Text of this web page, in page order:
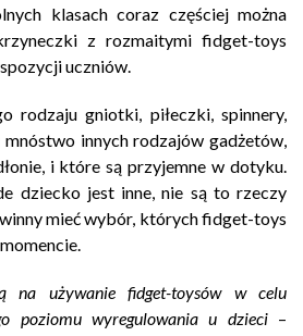
klasach coraz częściej można
z rozmaitymi fidget-toys
uczniów.
rodzaju gniotki, piłeczki, spinnery,
innych rodzajów gadżetów,
i które są przyjemne w dotyku.
dziecko jest inne, nie są to rzeczy
mieć wybór, których fidget-toys
na używanie fidget-toysów w celu
poziomu wyregulowania u dzieci –